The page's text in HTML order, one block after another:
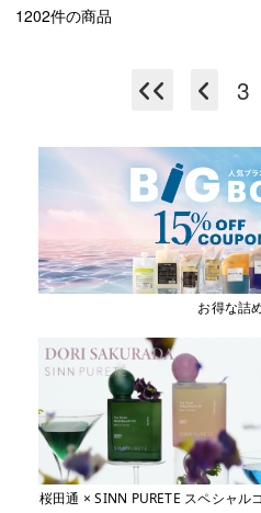
1202件の商品
3
お得な詰
桜田通 × SINN PURETE スペシャル